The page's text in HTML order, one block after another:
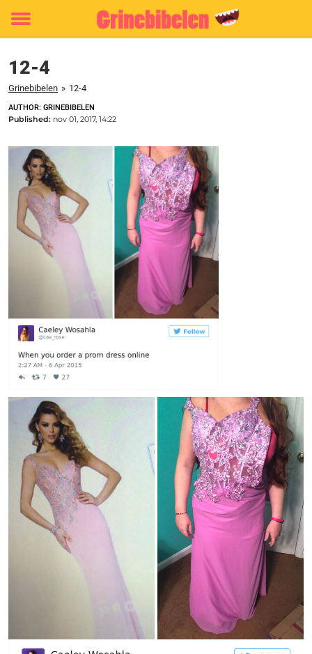
Toggle
12-4
Grinebibelen » 12-4
AUTHOR: GRINEBIBELEN
Published: nov 01, 2017, 14:22